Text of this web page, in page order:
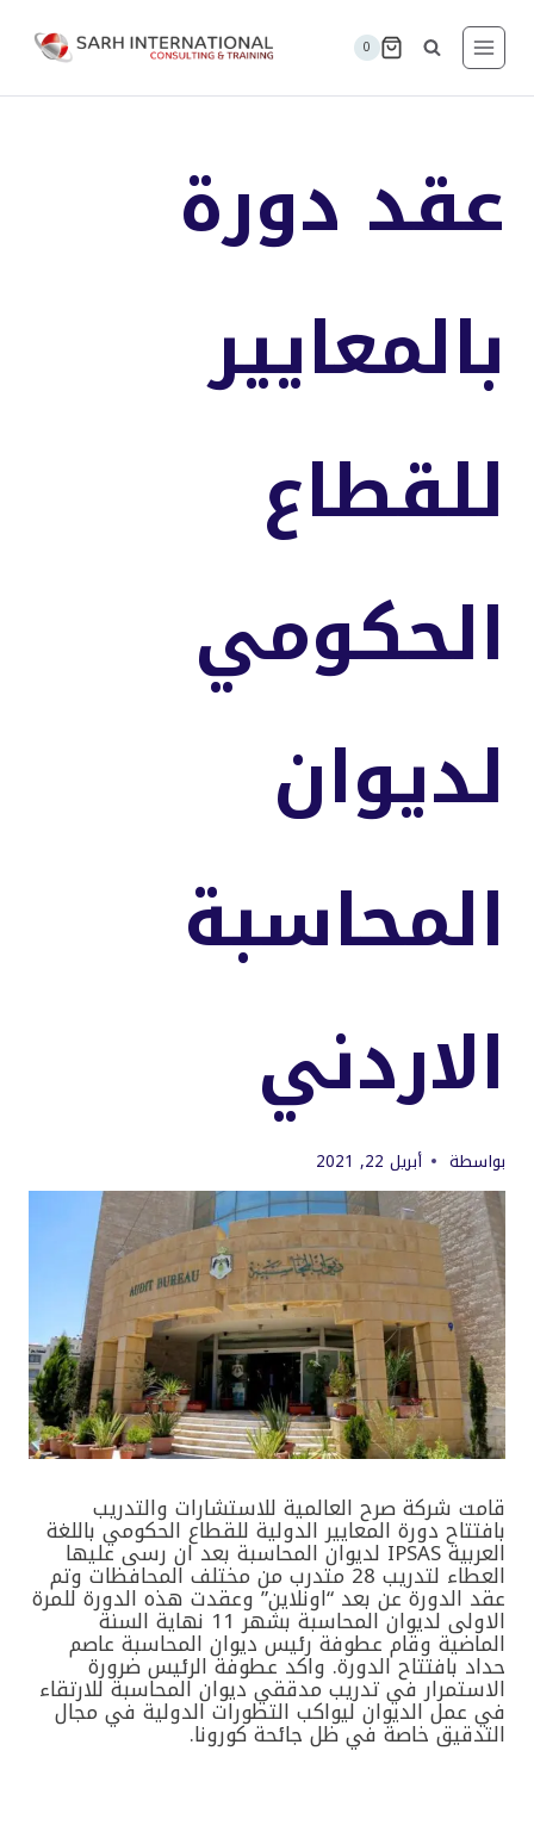
إلى
المحتوى 0
عقد دورة
بالمعايير
للقطاع
الحكومي
لديوان
المحاسبة
الاردني
بواسطة أبريل 22, 2021
قامت شركة صرح العالمية للاستشارات والتدريب
بافتتاح دورة المعايير الدولية للقطاع الحكومي باللغة
العربية IPSAS لديوان المحاسبة بعد ان رسى عليها
العطاء لتدريب 28 متدرب من مختلف المحافظات وتم
عقد الدورة عن بعد “اونلاين” وعقدت هذه الدورة للمرة
الاولى لديوان المحاسبة بشهر 11 نهاية السنة
الماضية وقام عطوفة رئيس ديوان المحاسبة عاصم
حداد بافتتاح الدورة. واكد عطوفة الرئيس ضرورة
الاستمرار في تدريب مدققي ديوان المحاسبة للارتقاء
في عمل الديوان ليواكب التطورات الدولية في مجال
التدقيق خاصة في ظل جائحة كورونا.